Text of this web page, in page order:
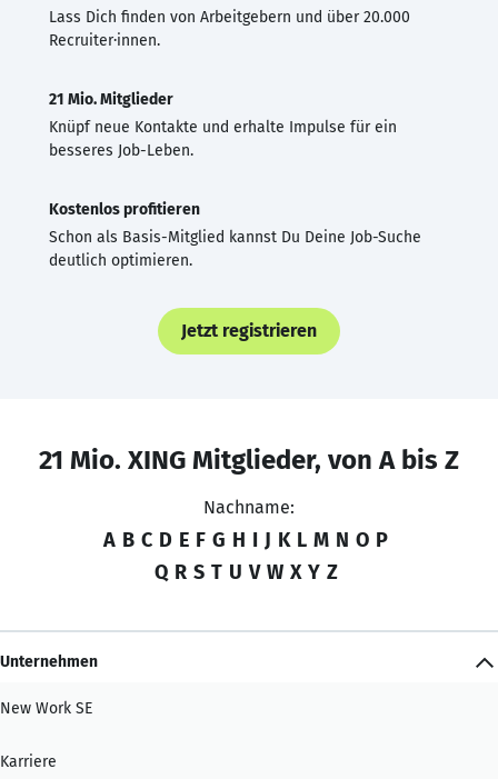
Lass Dich finden von Arbeitgebern und über 20.000
Recruiter·innen.
21 Mio. Mitglieder
Knüpf neue Kontakte und erhalte Impulse für ein
besseres Job-Leben.
Kostenlos profitieren
Schon als Basis-Mitglied kannst Du Deine Job-Suche
deutlich optimieren.
Jetzt registrieren
21 Mio. XING Mitglieder, von A bis Z
Nachname:
A B C D E F G H I J K L M N O P
Q R S T U V W X Y Z
Unternehmen
New Work SE
Karriere